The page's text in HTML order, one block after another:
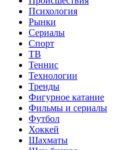
Психология
Рынки
Сериалы
Спорт
ТВ
Теннис
Технологии
Тренды
Фигурное катание
Фильмы и сериалы
Футбол
Хоккей
Шахматы